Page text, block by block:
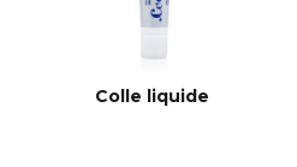
Colle liquide